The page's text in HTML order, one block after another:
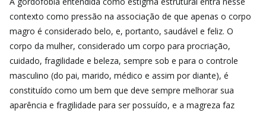
contexto como pressão na associação de que apenas o corpo
magro é considerado belo, e, portanto, saudável e feliz. O
corpo da mulher, considerado um corpo para procriação,
cuidado, fragilidade e beleza, sempre sob e para o controle
masculino (do pai, marido, médico e assim por diante), é
constituído como um bem que deve sempre melhorar sua
aparência e fragilidade para ser possuído, e a magreza faz